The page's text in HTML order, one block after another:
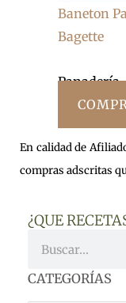
Baneton
Bagette
Panadería
En calidad de
compras adscritas
¿QUE
CATEGORÍAS
CATEGORÍAS